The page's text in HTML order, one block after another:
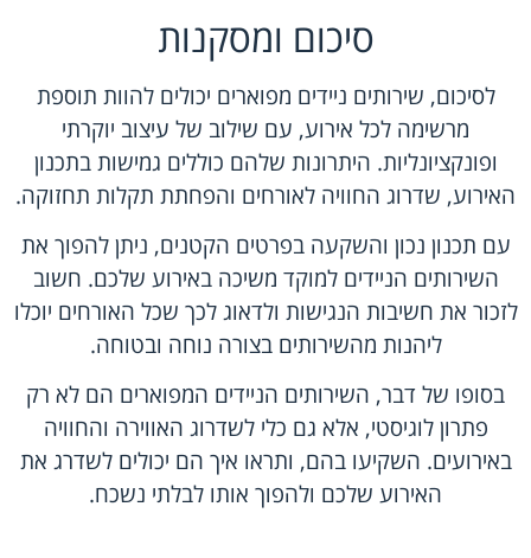
סיכום ומסקנות
לסיכום, שירותים ניידים מפוארים יכולים להוות תוספת
מרשימה לכל אירוע, עם שילוב של עיצוב יוקרתי
ופונקציונליות. היתרונות שלהם כוללים גמישות בתכנון
האירוע, שדרוג החוויה לאורחים והפחתת תקלות תחזוקה.
עם תכנון נכון והשקעה בפרטים הקטנים, ניתן להפוך את
השירותים הניידים למוקד משיכה באירוע שלכם. חשוב
לזכור את חשיבות הנגישות ולדאוג לכך שכל האורחים יוכלו
ליהנות מהשירותים בצורה נוחה ובטוחה.
בסופו של דבר, השירותים הניידים המפוארים הם לא רק
פתרון לוגיסטי, אלא גם כלי לשדרוג האווירה והחוויה
באירועים. השקיעו בהם, ותראו איך הם יכולים לשדרג את
האירוע שלכם ולהפוך אותו לבלתי נשכח.